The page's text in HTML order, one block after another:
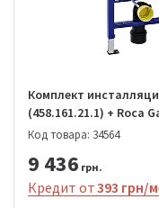
Комплект
(458.161.21.1) + Roca
Код товара: 34564
9 436 грн.
Кредит от393 грн/